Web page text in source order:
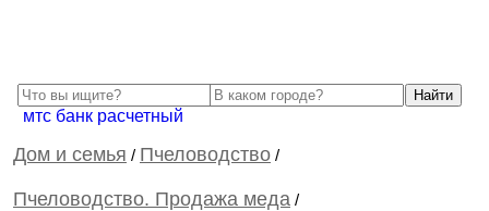
мтс банк расчетный
Дом и семья / Пчеловодство /
Пчеловодство. Продажа меда /